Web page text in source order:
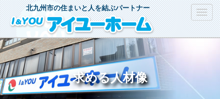
北九州市の住まいと人を結ぶパートナー
求める人材像